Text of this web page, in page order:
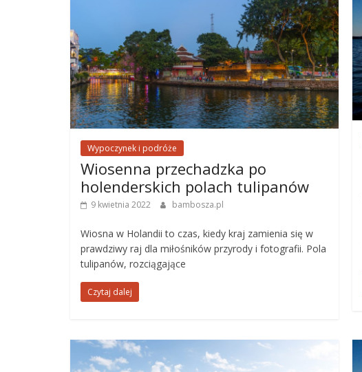
Wypoczynek i podróże
Wiosenna przechadzka po
holenderskich polach tulipanów
9 kwietnia 2022 bambosza.pl
Wiosna w Holandii to czas, kiedy kraj zamienia się w
prawdziwy raj dla miłośników przyrody i fotografii. Pola
tulipanów, rozciągające
Czytaj dalej